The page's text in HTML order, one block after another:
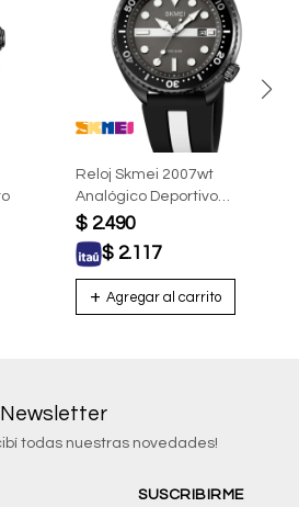
Reloj Skmei 2007wt
Analógico Deportivo
Hombre Negro Con Blanco
$ 2.490
$ 2.117
Newsletter
todas nuestras novedades!
SUSCRIBIRME